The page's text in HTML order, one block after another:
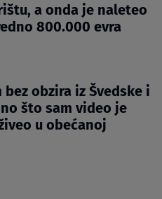
a onda je naleteo
800.000 evra
obzira iz Švedske i
što sam video je
u obećanoj